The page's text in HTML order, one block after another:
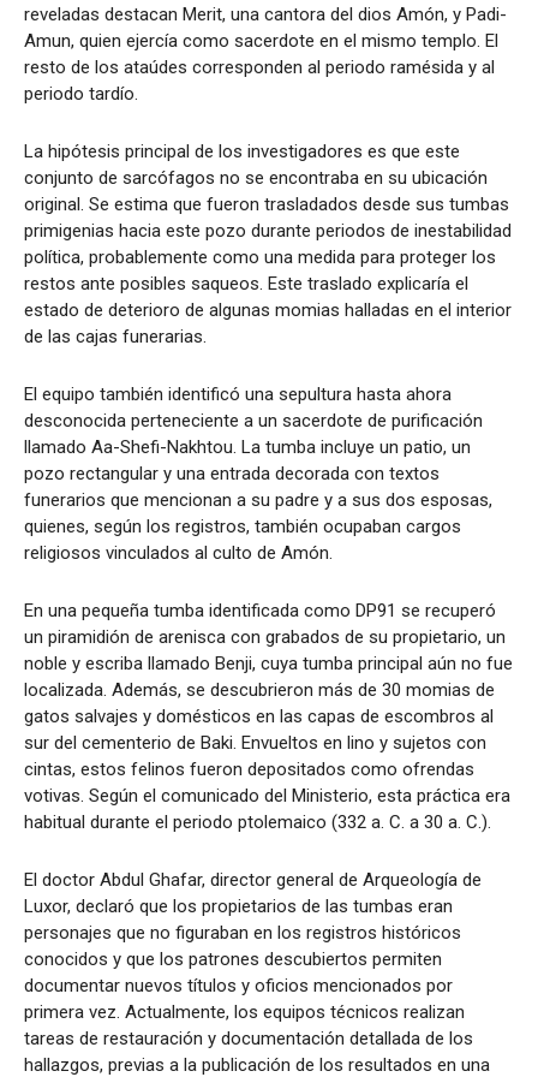
reveladas destacan Merit, una cantora del dios Amón, y Padi-
Amun, quien ejercía como sacerdote en el mismo templo. El
resto de los ataúdes corresponden al periodo ramésida y al
periodo tardío.
La hipótesis principal de los investigadores es que este
conjunto de sarcófagos no se encontraba en su ubicación
original. Se estima que fueron trasladados desde sus tumbas
primigenias hacia este pozo durante periodos de inestabilidad
política, probablemente como una medida para proteger los
restos ante posibles saqueos. Este traslado explicaría el
estado de deterioro de algunas momias halladas en el interior
de las cajas funerarias.
El equipo también identificó una sepultura hasta ahora
desconocida perteneciente a un sacerdote de purificación
llamado Aa-Shefi-Nakhtou. La tumba incluye un patio, un
pozo rectangular y una entrada decorada con textos
funerarios que mencionan a su padre y a sus dos esposas,
quienes, según los registros, también ocupaban cargos
religiosos vinculados al culto de Amón.
En una pequeña tumba identificada como DP91 se recuperó
un piramidión de arenisca con grabados de su propietario, un
noble y escriba llamado Benji, cuya tumba principal aún no fue
localizada. Además, se descubrieron más de 30 momias de
gatos salvajes y domésticos en las capas de escombros al
sur del cementerio de Baki. Envueltos en lino y sujetos con
cintas, estos felinos fueron depositados como ofrendas
votivas. Según el comunicado del Ministerio, esta práctica era
habitual durante el periodo ptolemaico (332 a. C. a 30 a. C.).
El doctor Abdul Ghafar, director general de Arqueología de
Luxor, declaró que los propietarios de las tumbas eran
personajes que no figuraban en los registros históricos
conocidos y que los patrones descubiertos permiten
documentar nuevos títulos y oficios mencionados por
primera vez. Actualmente, los equipos técnicos realizan
tareas de restauración y documentación detallada de los
hallazgos, previas a la publicación de los resultados en una